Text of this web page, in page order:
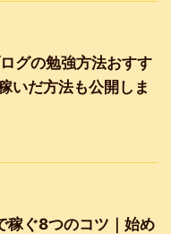
グの勉強方法おすす
いだ方法も公開しま
稼ぐ8つのコツ｜始め